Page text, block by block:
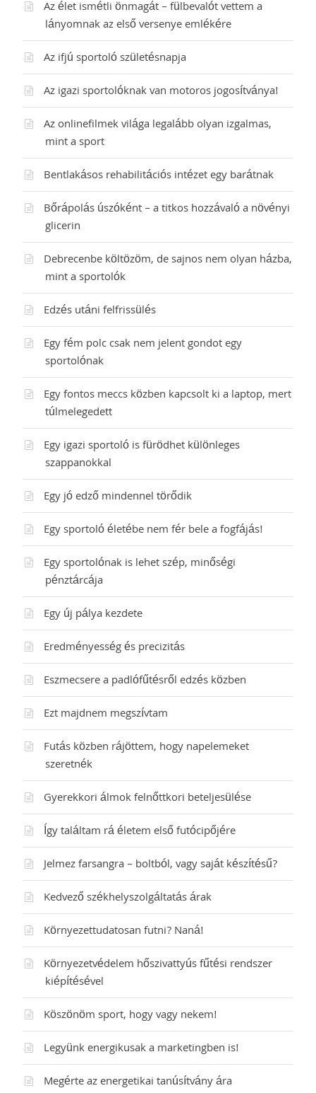
Az élet ismétli önmagát – fülbevalót vettem a
lányomnak az első versenye emlékére
Az ifjú sportoló születésnapja
Az igazi sportolóknak van motoros jogosítványa!
Az onlinefilmek világa legalább olyan izgalmas,
mint a sport
Bentlakásos rehabilitációs intézet egy barátnak
Bőrápolás úszóként – a titkos hozzávaló a növényi
glicerin
Debrecenbe költözöm, de sajnos nem olyan házba,
mint a sportolók
Edzés utáni felfrissülés
Egy fém polc csak nem jelent gondot egy
sportolónak
Egy fontos meccs közben kapcsolt ki a laptop, mert
túlmelegedett
Egy igazi sportoló is fürödhet különleges
szappanokkal
Egy jó edző mindennel törődik
Egy sportoló életébe nem fér bele a fogfájás!
Egy sportolónak is lehet szép, minőségi
pénztárcája
Egy új pálya kezdete
Eredményesség és precizitás
Eszmecsere a padlófűtésről edzés közben
Ezt majdnem megszívtam
Futás közben rájöttem, hogy napelemeket
szeretnék
Gyerekkori álmok felnőttkori beteljesülése
Így találtam rá életem első futócipőjére
Jelmez farsangra – boltból, vagy saját készítésű?
Kedvező székhelyszolgáltatás árak
Környezettudatosan futni? Naná!
Környezetvédelem hőszivattyús fűtési rendszer
kiépítésével
Köszönöm sport, hogy vagy nekem!
Legyünk energikusak a marketingben is!
Megérte az energetikai tanúsítvány ára